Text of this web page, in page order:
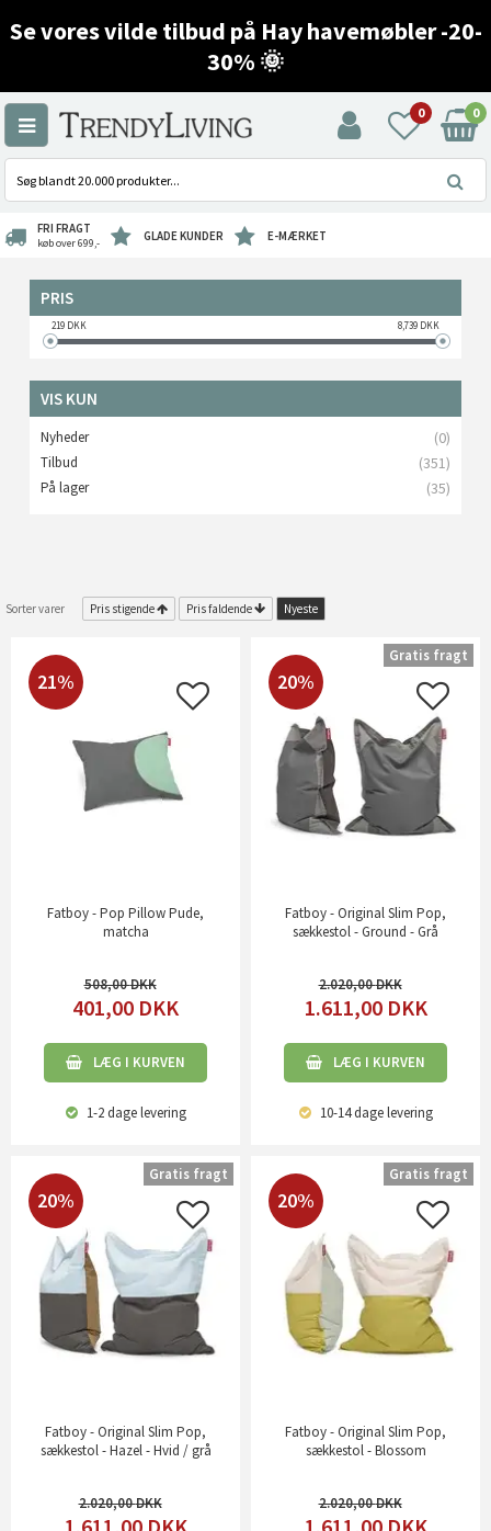
Se vores vilde tilbud på Hay havemøbler -20-
30% 🌞
0 0
FRI FRAGT
køb over 699,- GLADE KUNDER E-MÆRKET
PRIS
219DKK 8,739DKK
VIS KUN
Nyheder (0)
Tilbud (351)
På lager (35)
Sorter varer Pris stigende Pris faldende Nyeste
21%
Fatboy - Pop Pillow Pude,
matcha
508,00
401,00 DKK
LÆG I KURVEN
1-2 dagelevering
20%
Fatboy - Original Slim Pop,
sækkestol - Ground - Grå
2.020,00
1.611,00 DKK
LÆG I KURVEN
10-14 dagelevering
Gratis fragt
20%
Fatboy - Original Slim Pop,
sækkestol - Hazel - Hvid / grå
2.020,00
Gratis fragt
20%
Fatboy - Original Slim Pop,
sækkestol - Blossom
2.020,00
Gratis fragt